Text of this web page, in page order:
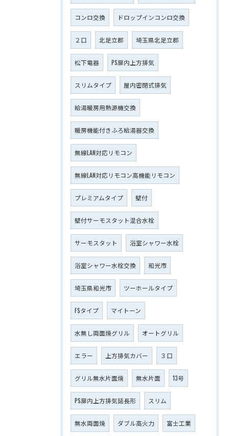
コンロ交換 ドロップインコンロ交換
２口 北足立郡 埼玉県北足立郡
松下電器 PS扉内上方排気
スリムタイプ 屋内密閉式排気
給湯暖房用熱源機交換
暖房機能付きふろ給湯器交換
無線LAN対応リモコン
無線LAN対応リモコン高機能リモコン
プレミアムタイプ 壁付
壁付サーモスタット混合水栓
サーモスタット 浴室シャワー水栓
浴室シャワー水栓交換 和光市
埼玉県和光市 ツーホールタイプ
FSタイプ マイトーン
水無し両面焼グリル オートグリル
エラー 上方排気カバー ３口
グリル無水片面焼 無水片面 13号
PS扉内上方排気延長形 スリム
無水両面焼 ダブル高火力 富士工業